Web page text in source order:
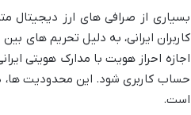
بسیاری از صرافی های ارز دیجیتال
کاربران ایرانی، به دلیل تحریم های
اجازه احراز هویت با مدارک هویتی
حساب کاربری شود. این محدودیت ها،
است.